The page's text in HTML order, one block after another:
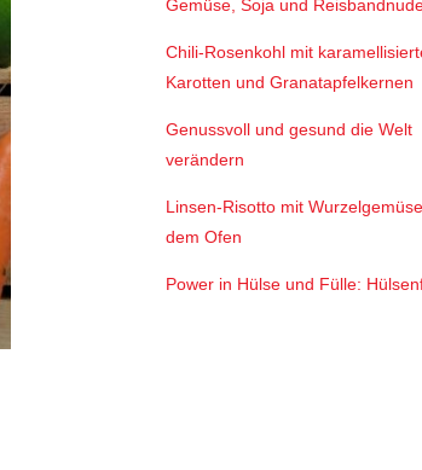
Gemüse, Soja und
Chili-Rosenkohl mit
Karotten und Granatapfelkernen
Genussvoll und gesund die Welt
verändern
Linsen-Risotto mit
dem Ofen
Power in Hülse und Fülle: